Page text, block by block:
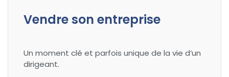
Vendre son entreprise
Un moment clé et parfois unique de la vie d’un
dirigeant.